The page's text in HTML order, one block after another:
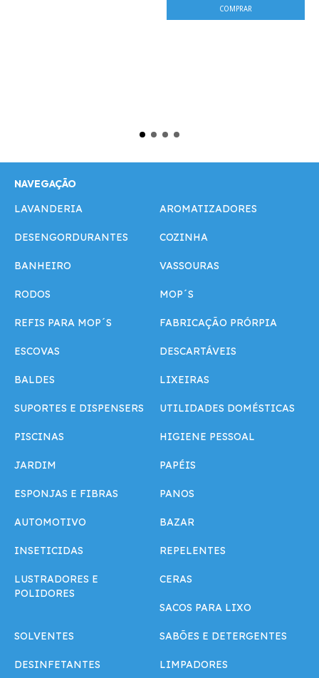
COMPRAR
NAVEGAÇÃO
LAVANDERIA
AROMATIZADORES
DESENGORDURANTES COZINHA
BANHEIRO VASSOURAS
RODOS MOP´S
REFIS PARA MOP´S FABRICAÇÃO PRÓRPIA
ESCOVAS DESCARTÁVEIS
BALDES LIXEIRAS
SUPORTES E DISPENSERS UTILIDADES DOMÉSTICAS
PISCINAS HIGIENE PESSOAL
JARDIM PAPÉIS
ESPONJAS E FIBRAS PANOS
AUTOMOTIVO BAZAR
INSETICIDAS REPELENTES
LUSTRADORES E
POLIDORES
CERAS
SACOS PARA LIXO
SOLVENTES SABÕES E DETERGENTES
DESINFETANTES LIMPADORES